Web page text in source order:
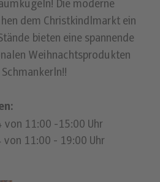
Die moderne
dem Christkindlmarkt ein
bieten eine spannende
Weihnachtsprodukten
von 11:00 -15:00 Uhr
von 11:00 - 19:00 Uhr